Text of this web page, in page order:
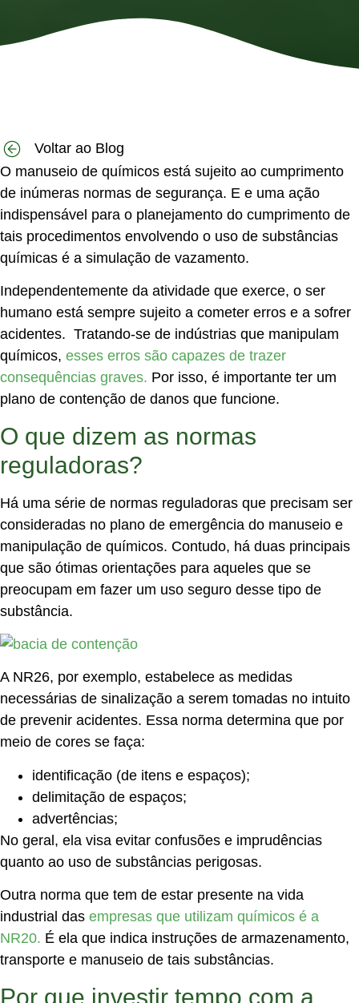
Voltar ao Blog
O manuseio de químicos está sujeito ao cumprimento
de inúmeras normas de segurança. E e uma ação
indispensável para o planejamento do cumprimento de
tais procedimentos envolvendo o uso de substâncias
químicas é a simulação de vazamento.
Independentemente da atividade que exerce, o ser
humano está sempre sujeito a cometer erros e a sofrer
acidentes. Tratando-se de indústrias que manipulam
químicos, esses erros são capazes de trazer
consequências graves. Por isso, é importante ter um
plano de contenção de danos que funcione.
O que dizem as normas
reguladoras?
Há uma série de normas reguladoras que precisam ser
consideradas no plano de emergência do manuseio e
manipulação de químicos. Contudo, há duas principais
que são ótimas orientações para aqueles que se
preocupam em fazer um uso seguro desse tipo de
substância.
A NR26, por exemplo, estabelece as medidas
necessárias de sinalização a serem tomadas no intuito
de prevenir acidentes. Essa norma determina que por
meio de cores se faça:
identificação (de itens e espaços);
delimitação de espaços;
advertências;
No geral, ela visa evitar confusões e imprudências
quanto ao uso de substâncias perigosas.
Outra norma que tem de estar presente na vida
industrial das empresas que utilizam químicos é a
NR20. É ela que indica instruções de armazenamento,
transporte e manuseio de tais substâncias.
Por que investir tempo com a